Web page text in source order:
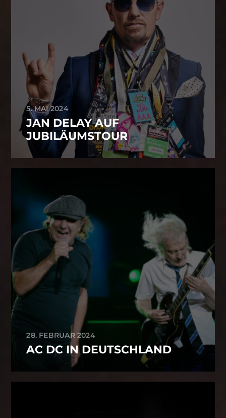
5. MAI 2024
JAN DELAY AUF
JUBILÄUMSTOUR
28. FEBRUAR 2024
AC DC IN DEUTSCHLAND